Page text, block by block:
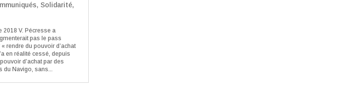
,Solidarité,
2018 V. Pécresse a
pas le pass
rendre du pouvoir d’achat
en réalité cessé, depuis
d’achat par des
du Navigo, sans...